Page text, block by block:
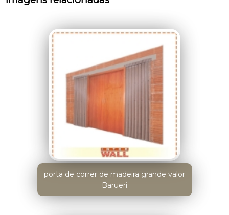
porta de correr de madeira grande valor
Barueri